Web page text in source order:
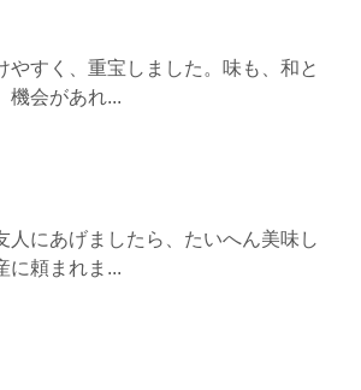
すく、重宝しました。味も、和と
機会があれ...
にあげましたら、たいへん美味し
に頼まれま...